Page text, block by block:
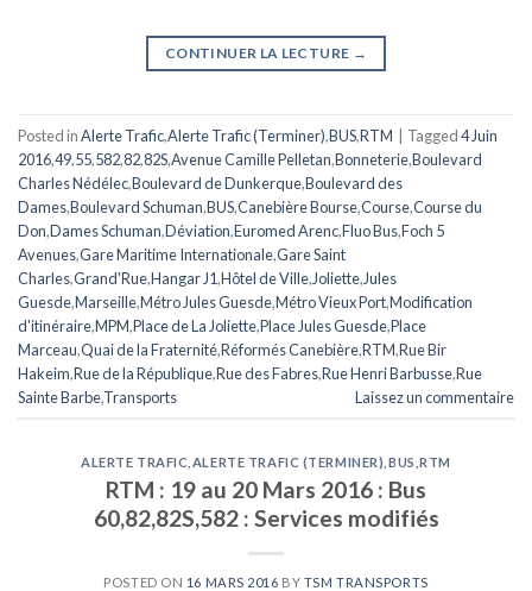
CONTINUER LA LECTURE →
Posted inAlerte Trafic,Alerte Trafic (Terminer),BUS,RTM Tagged4 Juin
2016,49,55,582,82,82S,Avenue Camille Pelletan,Bonneterie,Boulevard
Charles Nédélec,Boulevard de Dunkerque,Boulevard des
Dames,Boulevard Schuman,BUS,Canebière Bourse,Course,Course du
Don,Dames Schuman,Déviation,Euromed Arenc,Fluo Bus,Foch 5
Avenues,Gare Maritime Internationale,Gare Saint
Charles,Grand'Rue,Hangar J1,Hôtel de Ville,Joliette,Jules
Guesde,Marseille,Métro Jules Guesde,Métro Vieux Port,Modification
d'itinéraire,MPM,Place de La Joliette,Place Jules Guesde,Place
Marceau,Quai de la Fraternité,Réformés Canebière,RTM,Rue Bir
Hakeim,Rue de la République,Rue des Fabres,Rue Henri Barbusse,Rue
Sainte Barbe,Transports Laissez un commentaire
ALERTE TRAFIC ALERTE TRAFIC (TERMINER) BUS ,RTM
RTM : 19 au 20 Mars 2016 : Bus
60,82,82S,582 : Services modifiés
POSTED ON 16 MARS 2016 BY TSM TRANSPORTS